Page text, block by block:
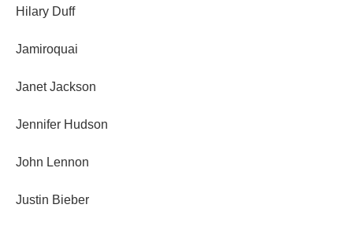
Hilary Duff
Jamiroquai
Janet Jackson
Jennifer Hudson
John Lennon
Justin Bieber